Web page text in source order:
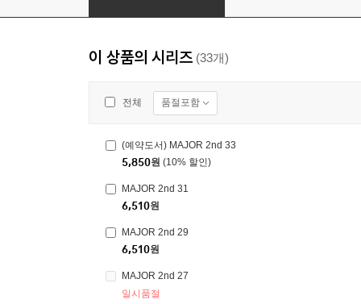
이 상품의 시리즈 (33개)
전체 품절포함
(예약도서) MAJOR 2nd 33
5,850원 (10% 할인)
MAJOR 2nd 31
6,510원
MAJOR 2nd 29
6,510원
MAJOR 2nd 27
일시품절